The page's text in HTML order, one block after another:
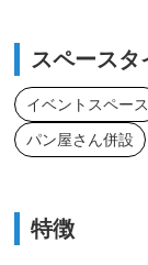
スペースタ
イベントスペース
パン屋さん併設
特徴